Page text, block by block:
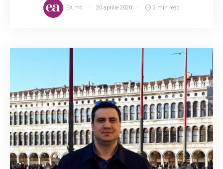
EA.md 20 aprilie 2020 2 min read